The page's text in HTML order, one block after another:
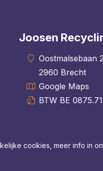
Joosen
Oostmalsebaan
2960 Brecht
Google Maps
BTW BE
cookies, meer info in